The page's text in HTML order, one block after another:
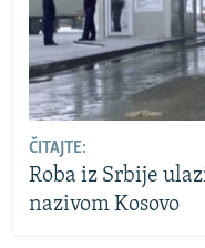
ČITAJTE:
Roba iz Srbije
nazivom Kosovo